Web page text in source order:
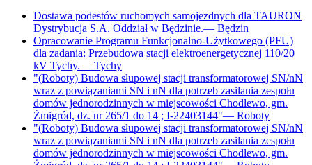
Dostawa podestów ruchomych samojezdnych dla TAURON
Dystrybucja S.A. Oddział w Będzinie.— Będzin
Opracowanie Programu Funkcjonalno-Użytkowego (PFU)
dla zadania: Przebudowa stacji elektroenergetycznej 110/20
kV Tychy.— Tychy
"(Roboty) Budowa słupowej stacji transformatorowej SN/nN
wraz z powiązaniami SN i nN dla potrzeb zasilania zespołu
domów jednorodzinnych w miejscowości Chodlewo, gm.
Żmigród, dz. nr 265/1 do 14 ; I-22403144"— Roboty
"(Roboty) Budowa słupowej stacji transformatorowej SN/nN
wraz z powiązaniami SN i nN dla potrzeb zasilania zespołu
domów jednorodzinnych w miejscowości Chodlewo, gm.